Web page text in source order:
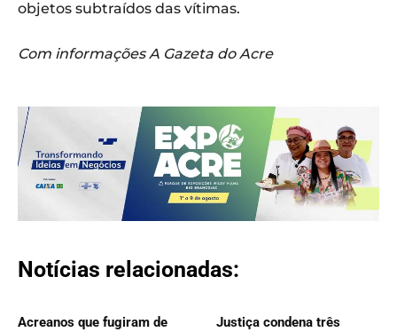
objetos subtraídos das vítimas.
Com informações A Gazeta do Acre
Notícias relacionadas:
Acreanos que fugiram de
Justiça condena três